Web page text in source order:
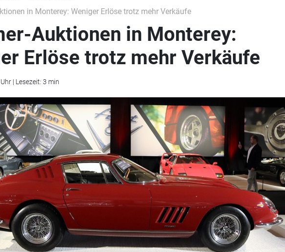
in Monterey: Weniger Erlöse trotz mehr Verkäufe
Auktionen in Monterey:
Erlöse trotz mehr Verkäufe
| Lesezeit: 3 min